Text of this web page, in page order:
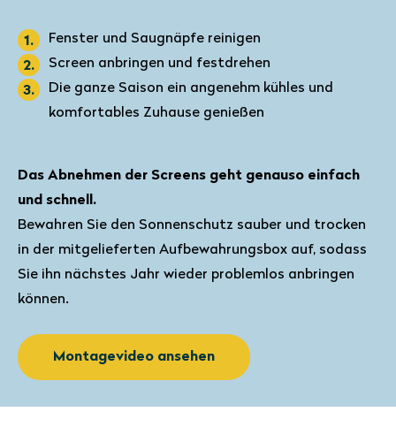
Fenster und Saugnäpfe reinigen
Screen anbringen und festdrehen
Die ganze Saison ein angenehm kühles und
komfortables Zuhause genießen
Das Abnehmen der Screens geht genauso einfach
und schnell.
Bewahren Sie den Sonnenschutz sauber und trocken
in der mitgelieferten Aufbewahrungsbox auf, sodass
Sie ihn nächstes Jahr wieder problemlos anbringen
können.
Montagevideo ansehen